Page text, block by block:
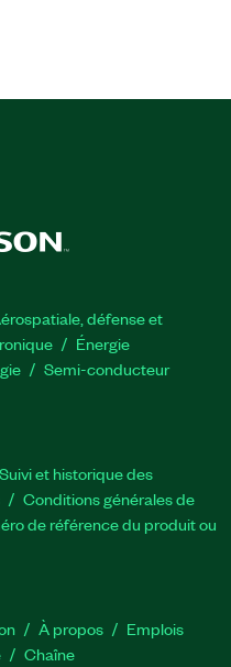
défense et
Énergie​
Semi-conducteur
Suivi et historique des
Conditions générales de
de référence du produit ou
À propos
Emplois
Chaîne